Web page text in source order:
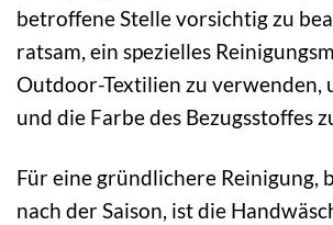
betroffene Stelle vorsichtig zu
ratsam, ein spezielles
Outdoor-Textilien zu verwenden,
und die Farbe des Bezugsstoffes
Für eine gründlichere Reinigung,
nach der Saison, ist die